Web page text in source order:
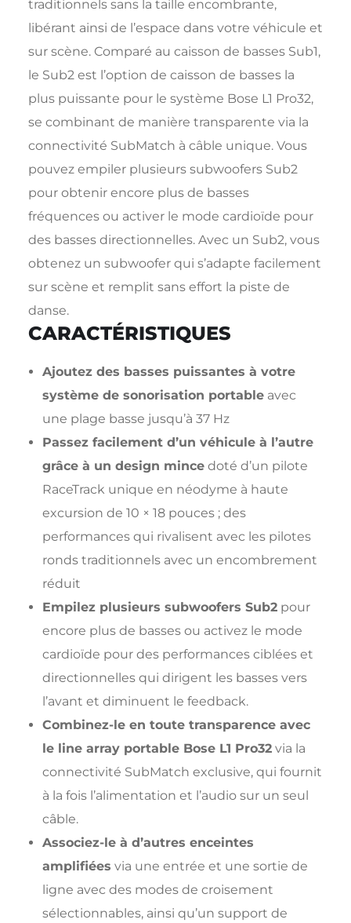
traditionnels sans la taille encombrante,
libérant ainsi de l’espace dans votre véhicule et
sur scène. Comparé au caisson de basses Sub1,
le Sub2 est l’option de caisson de basses la
plus puissante pour le système Bose L1 Pro32,
se combinant de manière transparente via la
connectivité SubMatch à câble unique. Vous
pouvez empiler plusieurs subwoofers Sub2
pour obtenir encore plus de basses
fréquences ou activer le mode cardioïde pour
des basses directionnelles. Avec un Sub2, vous
obtenez un subwoofer qui s’adapte facilement
sur scène et remplit sans effort la piste de
danse.
CARACTÉRISTIQUES
Ajoutez des basses puissantes à votre
système de sonorisation portable avec
une plage basse jusqu’à 37 Hz
Passez facilement d’un véhicule à l’autre
grâce à un design mince doté d’un pilote
RaceTrack unique en néodyme à haute
excursion de 10 × 18 pouces ; des
performances qui rivalisent avec les pilotes
ronds traditionnels avec un encombrement
réduit
Empilez plusieurs subwoofers Sub2 pour
encore plus de basses ou activez le mode
cardioïde pour des performances ciblées et
directionnelles qui dirigent les basses vers
l’avant et diminuent le feedback.
Combinez-le en toute transparence avec
le line array portable Bose L1 Pro32 via la
connectivité SubMatch exclusive, qui fournit
à la fois l’alimentation et l’audio sur un seul
câble.
Associez-le à d’autres enceintes
amplifiées via une entrée et une sortie de
ligne avec des modes de croisement
sélectionnables, ainsi qu’un support de